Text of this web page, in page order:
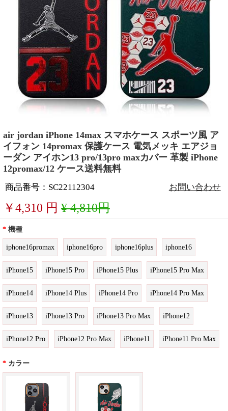
air jordan iPhone 14max スマホケース スポーツ風 ア
イフォン 14promax 保護ケース 電気メッキ エアジョ
ーダン アイホン13 pro/13pro maxカバー 革製 iPhone
12promax/12 ケース送料無料
商品番号：SC22112304 お問い合わせ
￥4,310 円 ¥ 4,810円
* 機種
iphone16promax iphone16pro iphone16plus iphone16
iPhone15 iPhone15 Pro iPhone15 Plus iPhone15 Pro Max
iPhone14 iPhone14 Plus iPhone14 Pro iPhone14 Pro Max
iPhone13 iPhone13 Pro iPhone13 Pro Max iPhone12
iPhone12 Pro iPhone12 Pro Max iPhone11 iPhone11 Pro Max
* カラー